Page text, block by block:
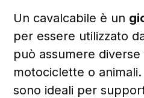
Un cavalcabile è un
per essere utilizzato
può assumere
motociclette o
sono ideali per